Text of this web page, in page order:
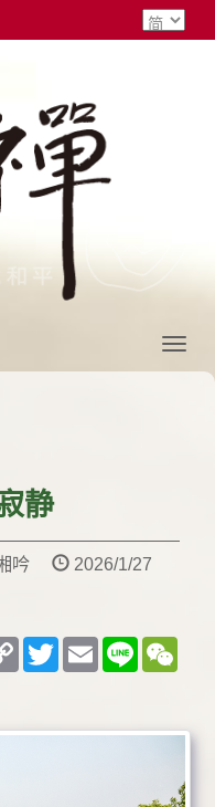
静
吟
2026/1/27
Copy
Link
TwitterEmailLine